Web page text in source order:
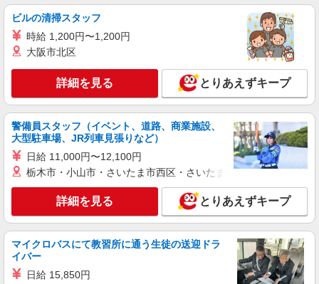
ビルの清掃スタッフ
時給 1,200円〜1,200円
大阪市北区
詳細を見る とりあえずキープ
警備員スタッフ（イベント、道路、商業施設、
大型駐車場、JR列車見張りなど）
日給 11,000円〜12,100円
栃木市・小山市・さいたま市西区・さいたま市岩槻区・久喜市・
詳細を見る とりあえずキープ
マイクロバスにて教習所に通う生徒の送迎ドラ
イバー
日給 15,850円